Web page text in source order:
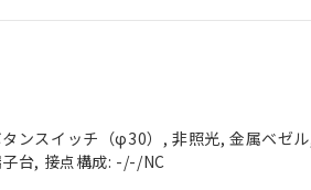
ンスイッチ（φ30）, 非照光, 金属ベゼ
子台, 接点構成: -/-/NC